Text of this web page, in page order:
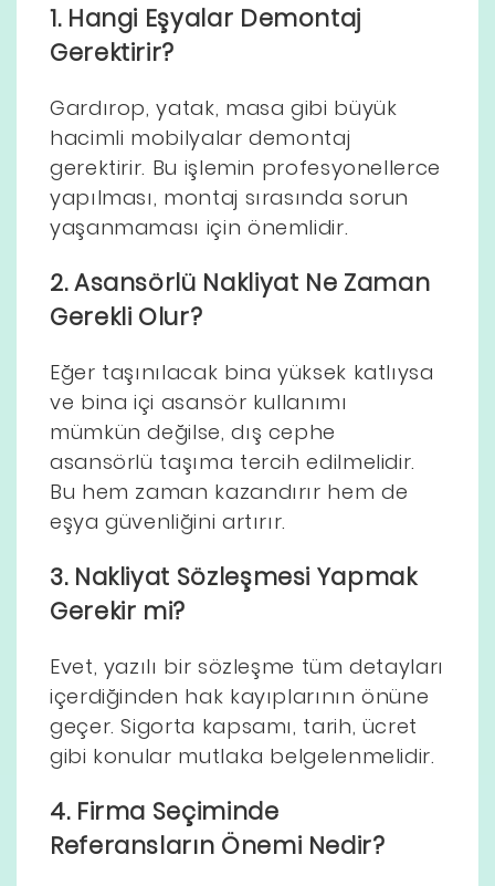
1. Hangi Eşyalar Demontaj
Gerektirir?
Gardırop, yatak, masa gibi büyük
hacimli mobilyalar demontaj
gerektirir. Bu işlemin profesyonellerce
yapılması, montaj sırasında sorun
yaşanmaması için önemlidir.
2. Asansörlü Nakliyat Ne Zaman
Gerekli Olur?
Eğer taşınılacak bina yüksek katlıysa
ve bina içi asansör kullanımı
mümkün değilse, dış cephe
asansörlü taşıma tercih edilmelidir.
Bu hem zaman kazandırır hem de
eşya güvenliğini artırır.
3. Nakliyat Sözleşmesi Yapmak
Gerekir mi?
Evet, yazılı bir sözleşme tüm detayları
içerdiğinden hak kayıplarının önüne
geçer. Sigorta kapsamı, tarih, ücret
gibi konular mutlaka belgelenmelidir.
4. Firma Seçiminde
Referansların Önemi Nedir?